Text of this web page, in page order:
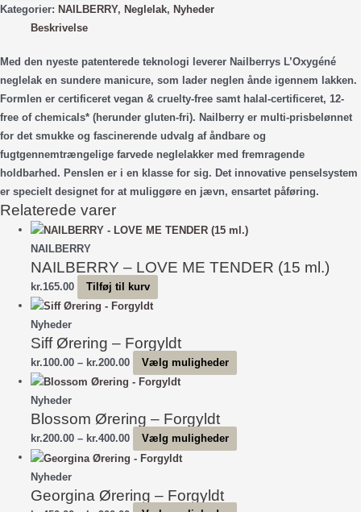
ml.)
Kategorier: NAILBERRY, Neglelak, Nyheder
Beskrivelse
Med den nyeste patenterede teknologi leverer Nailberrys L’Oxygéné
neglelak en sundere manicure, som lader neglen ånde igennem lakken.
Formlen er certificeret vegan & cruelty-free samt halal-certificeret, 12-
free of chemicals* (herunder gluten-fri). Nailberry er multi-prisbelønnet
for det smukke og fascinerende udvalg af åndbare og
fugtgennemtrængelige farvede neglelakker med fremragende
holdbarhed. Penslen er i en klasse for sig. Det innovative penselsystem
er specielt designet for at muliggøre en jævn, ensartet påføring.
Relaterede varer
NAILBERRY
NAILBERRY – LOVE ME TENDER (15 ml.)
kr.165.00 Tilføj til kurv
Nyheder
Siff Ørering – Forgyldt
kr.100.00 – kr.200.00Prisinterval:
kr.100.00
kr.200.00
Vælg muligheder
Nyheder
Blossom Ørering – Forgyldt
kr.200.00 – kr.400.00Prisinterval:
kr.200.00
kr.400.00
Vælg muligheder
Nyheder
Georgina Ørering – Forgyldt